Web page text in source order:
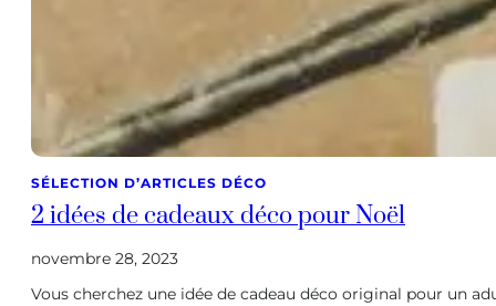
SÉLECTION D’ARTICLES DÉCO
2 idées de cadeaux déco pour Noël
novembre 28, 2023
Vous cherchez une idée de cadeau déco original pour un